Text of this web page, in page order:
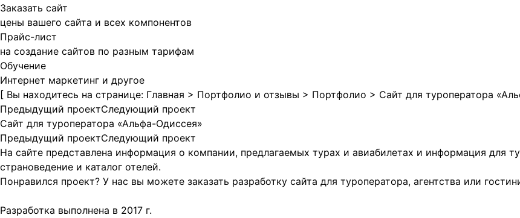
Заказать сайт
цены вашего сайта и всех компонентов
Прайс-лист
на создание сайтов по разным тарифам
Обучение
Интернет маркетинг и другое
[ Вы находитесь на странице: Главная > Портфолио и отзывы > Портфолио > Сайт для туроператора
Предыдущий проектСледующий проект
Сайт для туроператора «Альфа-Одиссея»
Предыдущий проектСледующий проект
На сайте представлена информация о компании, предлагаемых турах и авиабилетах и информация для
страноведение и каталог отелей.
Понравился проект? У нас вы можете заказать разработку сайта для туроператора, агентства или
Разработка выполнена в 2017 г.